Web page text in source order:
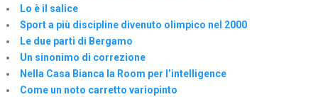
Lo è il salice
Sport a più discipline divenuto olimpico nel 2000
Le due parti di Bergamo
Un sinonimo di correzione
Nella Casa Bianca la Room per l’intelligence
Come un noto carretto variopinto